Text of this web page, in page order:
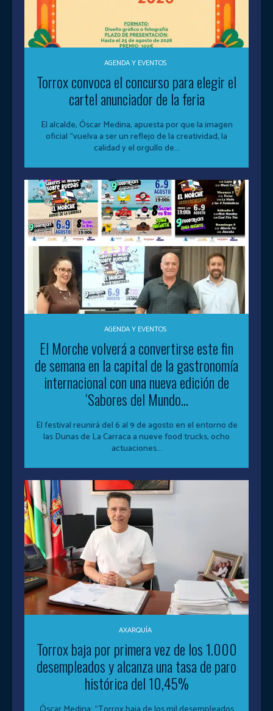
AGENDA Y EVENTOS
Torrox convoca el concurso para elegir el
cartel anunciador de la feria
El alcalde, Óscar Medina, apuesta por que la imagen
oficial “vuelva a ser un reflejo de la creatividad, la
calidad y el orgullo de...
AGENDA Y EVENTOS
El Morche volverá a convertirse este fin
de semana en la capital de la gastronomía
internacional con una nueva edición de
‘Sabores del Mundo...
El festival reunirá del 6 al 9 de agosto en el entorno de
las Dunas de La Carraca a nueve food trucks, ocho
actuaciones...
AXARQUÍA
Torrox baja por primera vez de los 1.000
desempleados y alcanza una tasa de paro
histórica del 10,45%